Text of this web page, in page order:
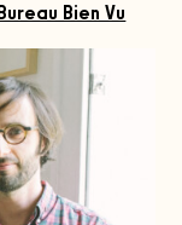
Bien Vu